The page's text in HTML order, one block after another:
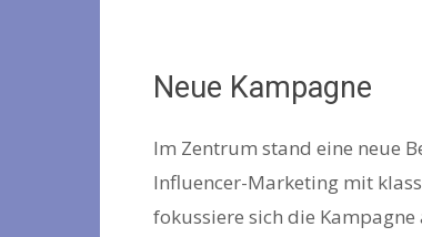
Neue Kampagne
Im Zentrum stand eine neue
Influencer-Marketing mit
fokussiere sich die